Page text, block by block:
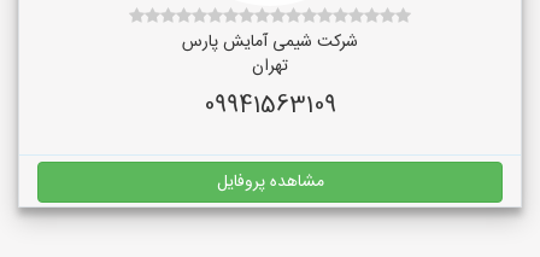
شرکت شیمی آمایش پارس
تهران
09941563109
مشاهده پروفایل